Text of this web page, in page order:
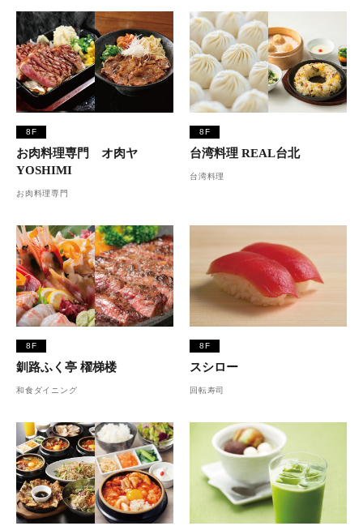
8F
お肉料理専門 オ肉ヤ
YOSHIMI
お肉料理専門
8F
台湾料理 REAL台北
台湾料理
8F
釧路ふく亭 櫂梯楼
和食ダイニング
8F
スシロー
回転寿司